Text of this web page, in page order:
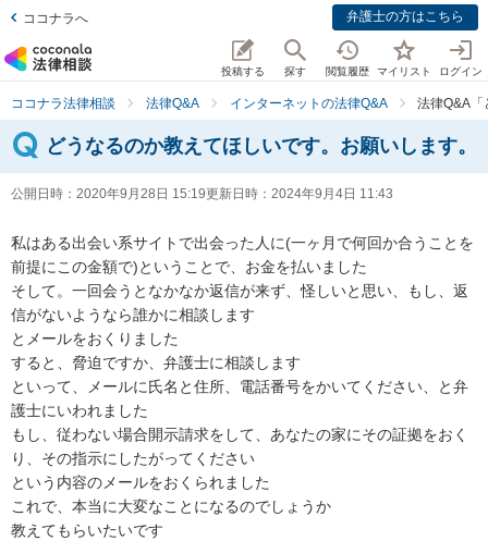
ココナラへ 弁護士の方はこちら
投稿する 探す 閲覧履歴 マイリスト ログイン
ココナラ法律相談 法律Q&A インターネットの法律Q&A 法律Q&A
どうなるのか教えてほしいです。お願いします。
公開日時： 2020年9月28日 15:19更新日時： 2024年9月4日 11:43
私はある出会い系サイトで出会った人に(一ヶ月で何回か合うことを
前提にこの金額で)ということで、お金を払いました
そして。一回会うとなかなか返信が来ず、怪しいと思い、もし、返
信がないようなら誰かに相談します
とメールをおくりました
すると、脅迫ですか、弁護士に相談します
といって、メールに氏名と住所、電話番号をかいてください、と弁
護士にいわれました
もし、従わない場合開示請求をして、あなたの家にその証拠をおく
り、その指示にしたがってください
という内容のメールをおくられました
これで、本当に大変なことになるのでしょうか
教えてもらいたいです